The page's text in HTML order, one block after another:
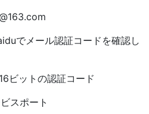
でメール認証コードを確認し
ビットの認証コード
スポート